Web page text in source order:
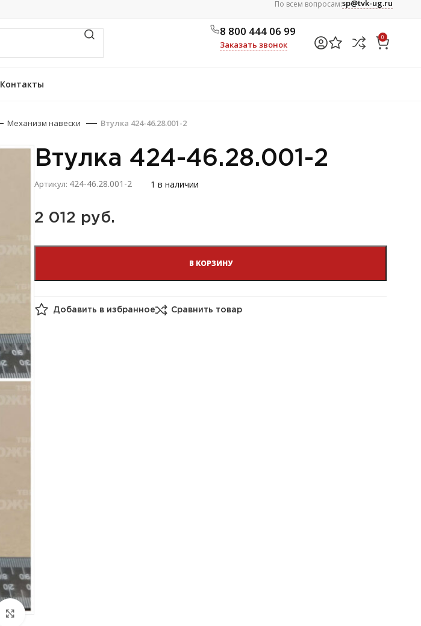
По всем вопросам:sp@tvk-ug.ru
8 800 444 06 99
Заказать звонок
0
Контакты
Механизм навески Втулка 424-46.28.001-2
Втулка 424-46.28.001-2
Артикул: 424-46.28.001-2 1 в наличии
2 012 руб.
В КОРЗИНУ
Добавить в избранное Сравнить товар